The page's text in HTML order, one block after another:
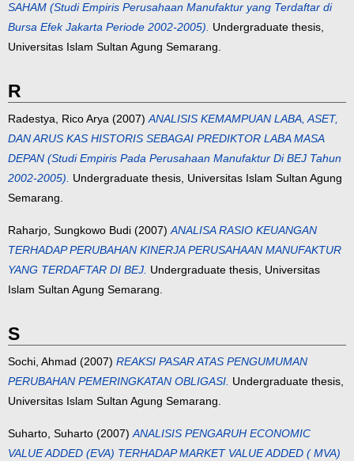
SAHAM (Studi Empiris Perusahaan Manufaktur yang Terdaftar di
Bursa Efek Jakarta Periode 2002-2005). Undergraduate thesis,
Universitas Islam Sultan Agung Semarang.
R
Radestya, Rico Arya (2007)ANALISIS KEMAMPUAN LABA, ASET,
DAN ARUS KAS HISTORIS SEBAGAI PREDIKTOR LABA MASA
DEPAN (Studi Empiris Pada Perusahaan Manufaktur Di BEJ Tahun
2002-2005). Undergraduate thesis, Universitas Islam Sultan Agung
Semarang.
Raharjo, Sungkowo Budi (2007)ANALISA RASIO KEUANGAN
TERHADAP PERUBAHAN KINERJA PERUSAHAAN MANUFAKTUR
YANG TERDAFTAR DI BEJ. Undergraduate thesis, Universitas
Islam Sultan Agung Semarang.
S
Sochi, Ahmad (2007) REAKSI PASAR ATAS PENGUMUMAN
PERUBAHAN PEMERINGKATAN OBLIGASI. Undergraduate thesis,
Universitas Islam Sultan Agung Semarang.
Suharto, Suharto (2007)ANALISIS PENGARUH ECONOMIC
VALUE ADDED (EVA) TERHADAP MARKET VALUE ADDED ( MVA)